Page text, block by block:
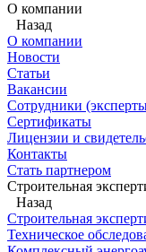
О компании
Назад
О компании
Новости
Статьи
Вакансии
Сотрудники
Сертификаты
Лицензии и
Контакты
Стать партнером
Строительная
Назад
Строительная
Техническое